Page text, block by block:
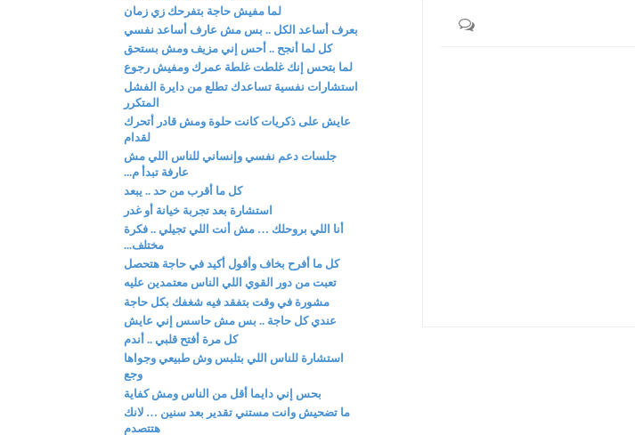
لما مفيش حاجة بتفرحك زي زمان
بعرف أساعد الكل .. بس مش عارف أساعد نفسي
كل لما أنجح .. أحس إني مزيف ومش بستحق
لما بتحس إنك غلطت غلطة عمرك ومفيش رجوع
استشارات نفسية تساعدك تطلع من دايرة الفشل
المتكرر
عايش على ذكريات كانت حلوة ومش قادر أتحرك
لقدام
جلسات دعم نفسي وإنساني للناس اللي مش
عارفة تبدأ م...
كل ما أقرب من حد .. يبعد
استشارة بعد تجربة خيانة أو غدر
أنا اللي بروحلك … مش أنت اللي تجيلي .. فكرة
مختلف...
كل ما أفرح بخاف وأقول أكيد في حاجة هتحصل
تعبت من دور القوي اللي الناس معتمدين عليه
مشورة في وقت بتفقد فيه شغفك بكل حاجة
عندي كل حاجة .. بس مش حاسس إني عايش
كل مرة أفتح قلبي .. أندم
استشارة للناس اللي بتلبس وش طبيعي وجواها
وجع
بحس إني دايما أقل من الناس ومش كفاية
ما تضحيش وانت مستني تقدير بعد سنين … لانك
هتتصدم